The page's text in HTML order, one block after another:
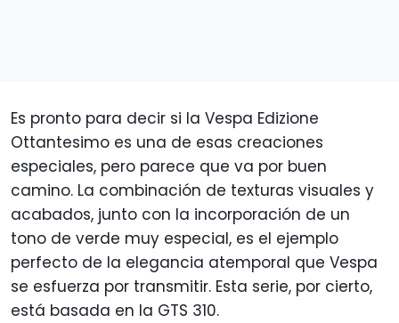
Es pronto para decir si la Vespa Edizione
Ottantesimo es una de esas creaciones
especiales, pero parece que va por buen
camino. La combinación de texturas visuales y
acabados, junto con la incorporación de un
tono de verde muy especial, es el ejemplo
perfecto de la elegancia atemporal que Vespa
se esfuerza por transmitir. Esta serie, por cierto,
está basada en la GTS 310.